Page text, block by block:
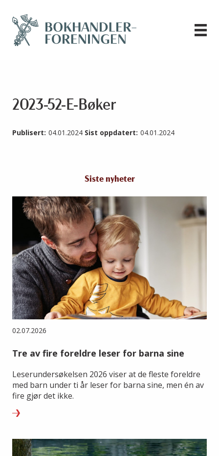
2023-52-E-Bøker
Publisert: 04.01.2024 Sist oppdatert: 04.01.2024
Siste nyheter
02.07.2026
Tre av fire foreldre leser for barna sine
Leserundersøkelsen 2026 viser at de fleste foreldre
med barn under ti år leser for barna sine, men én av
fire gjør det ikke.